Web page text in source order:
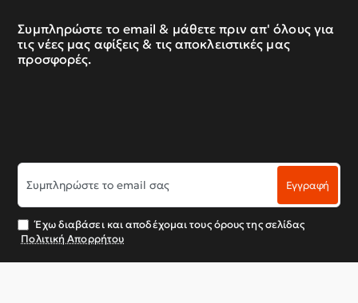
Συμπληρώστε το email & μάθετε πριν απ' όλους για
τις νέες μας αφίξεις & τις αποκλειστικές μας
προσφορές.
Συμπληρώστε
το
email
σας
Εγγραφή
Έχω διαβάσει και αποδέχομαι τους όρους της σελίδας
Πολιτική Απορρήτου